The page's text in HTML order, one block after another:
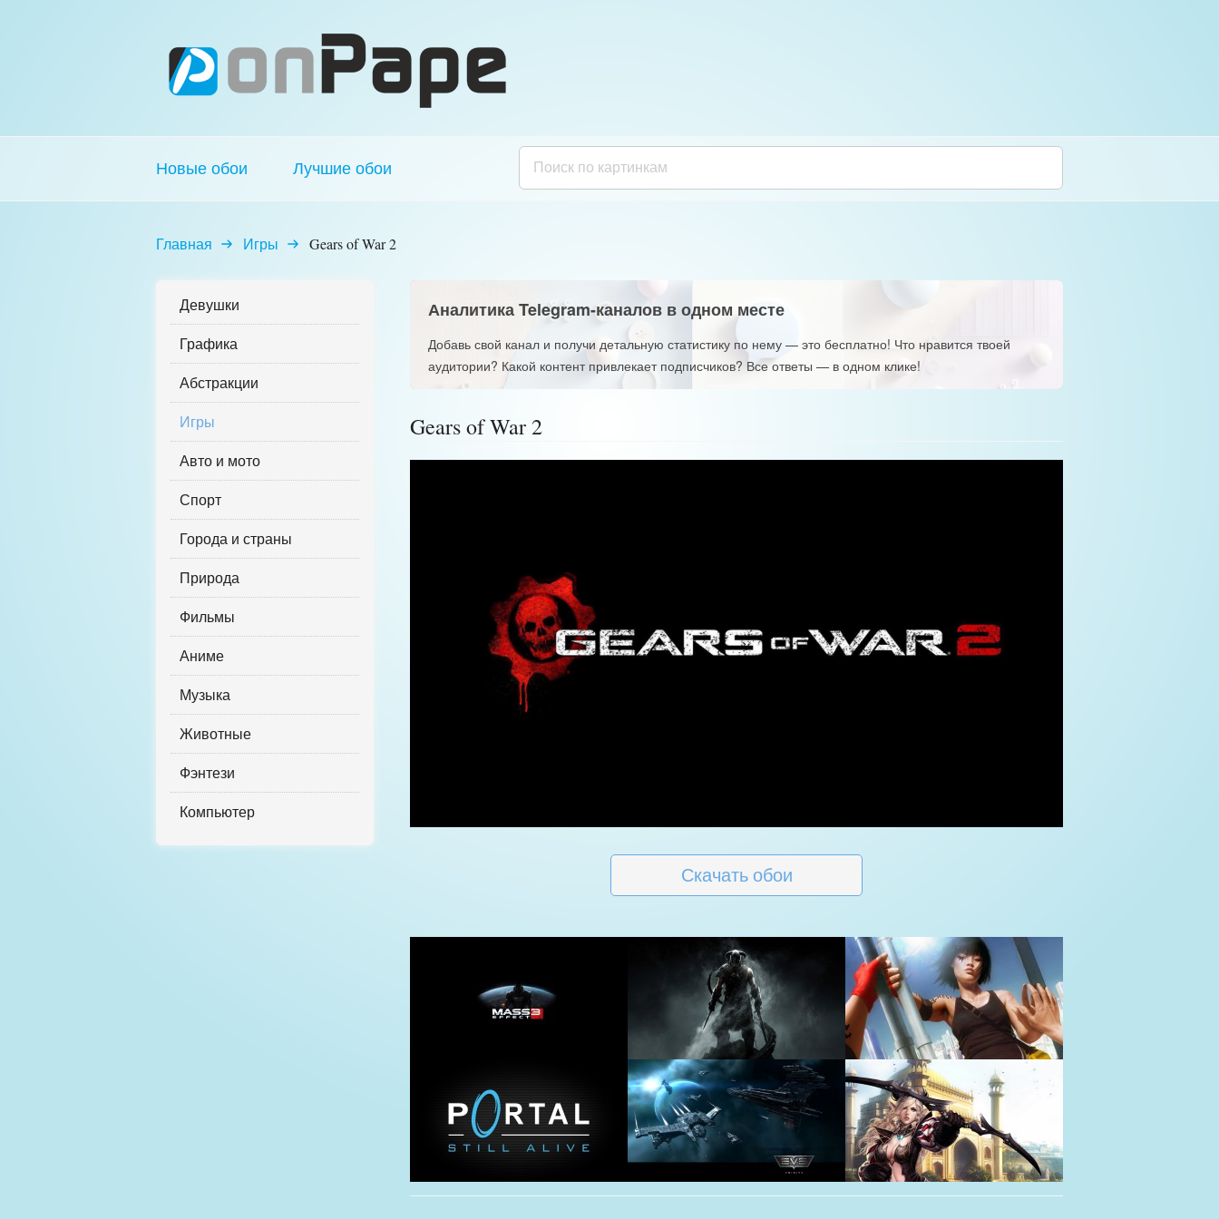
Новые обои Лучшие обои
Главная Игры Gears of War 2
Девушки
Графика
Абстракции
Игры
Авто и мото
Спорт
Города и страны
Природа
Фильмы
Аниме
Музыка
Животные
Фэнтези
Компьютер
Аналитика Telegram-каналов в одном месте
Добавь свой канал и получи детальную статистику по нему — это бесплатно! Что нравится твоей
аудитории? Какой контент привлекает подписчиков? Все ответы — в одном клике!
Gears of War 2
Скачать обои